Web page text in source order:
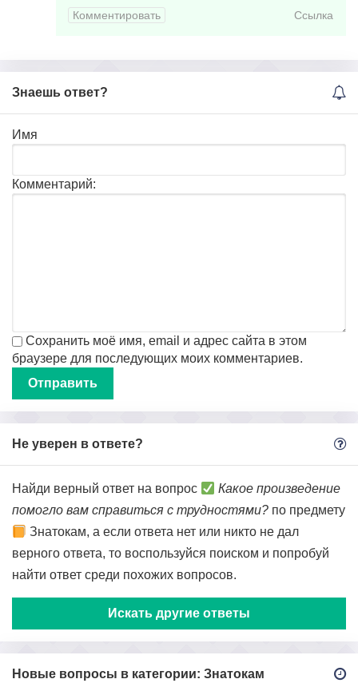
Комментировать Ссылка
Знаешь ответ?
Имя
Комментарий:
Сохранить моё имя, email и адрес сайта в этом
браузере для последующих моих комментариев.
Не уверен в ответе?
Найди верный ответ на вопрос
Какое произведение
помогло вам справиться с трудностями? по предмету
Знатокам, а если ответа нет или никто не дал
верного ответа, то воспользуйся поиском и попробуй
найти ответ среди похожих вопросов.
Искать другие ответы
Новые вопросы в категории: Знатокам